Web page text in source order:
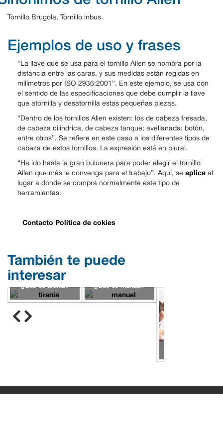
Tornillo Brugola, Tornillo inbus.
Ejemplos de uso y frases
“La llave que se usa para el tornillo Allen se nombra por la
distancia entre las caras, y sus medidas están regidas en
milímetros por ISO 2936:2001”. En este ejemplo, se usa con
el sentido de las especificaciones que debe cumplir la llave
que atornilla y desatornilla estas pequeñas piezas.
“Dentro de los tornillos Allen existen: los de cabeza fresada,
de cabeza cilíndrica, de cabeza tanque; avellanada; botón,
entre otros”. Se refiere en este caso a los diferentes tipos de
cabeza de estos tornillos. La expresión está en plural.
“Ha ido hasta la gran bulonera para poder elegir el tornillo
Allen que más le convenga para el trabajo”. Aquí, se aplica al
lugar a donde se compra normalmente este tipo de
herramientas.
Contacto Política de cokies
También te puede
interesar
¿Qué es tiranía? ¿Qué es manual?